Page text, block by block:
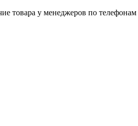
товара у менеджеров по телефонам